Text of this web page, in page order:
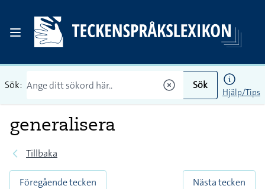
Sök: Sök
Hjälp/Tips
generalisera
Tillbaka
Föregående tecken
Nästa tecken